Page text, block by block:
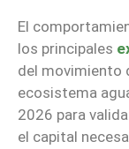
El
los principales
del movimiento
ecosistema
2026 para
el capital